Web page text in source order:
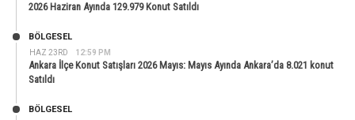
2026 Haziran Ayında 129.979 Konut Satıldı
HAZ 23RD 12:59 PM
BÖLGESEL
Ankara İlçe Konut Satışları 2026 Mayıs: Mayıs Ayında Ankara’da 8.021 konut
Satıldı
BÖLGESEL